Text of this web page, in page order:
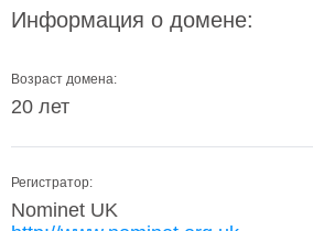
Информация о домене:
Возраст домена:
20 лет
Регистратор:
Nominet UK